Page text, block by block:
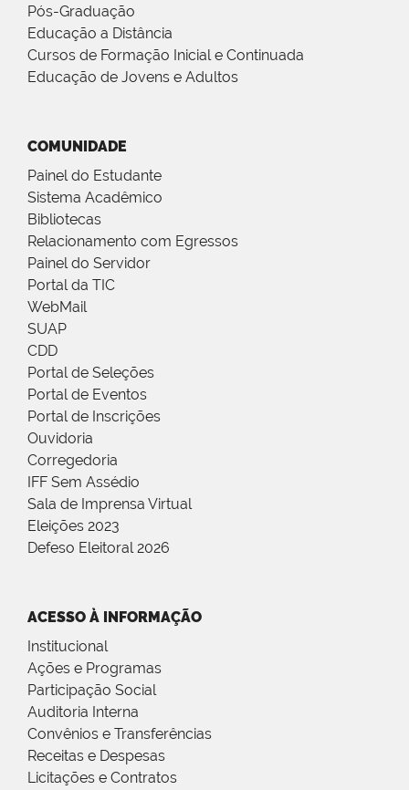
Pós-Graduação
Educação a Distância
Cursos de Formação Inicial e Continuada
Educação de Jovens e Adultos
COMUNIDADE
Painel do Estudante
Sistema Acadêmico
Bibliotecas
Relacionamento com Egressos
Painel do Servidor
Portal da TIC
WebMail
SUAP
CDD
Portal de Seleções
Portal de Eventos
Portal de Inscrições
Ouvidoria
Corregedoria
IFF Sem Assédio
Sala de Imprensa Virtual
Eleições 2023
Defeso Eleitoral 2026
ACESSO À INFORMAÇÃO
Institucional
Ações e Programas
Participação Social
Auditoria Interna
Convênios e Transferências
Receitas e Despesas
Licitações e Contratos